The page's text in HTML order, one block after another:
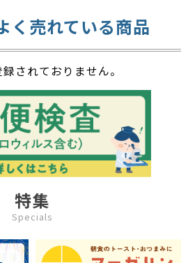
く売れている商品
されておりません。
特集
Specials